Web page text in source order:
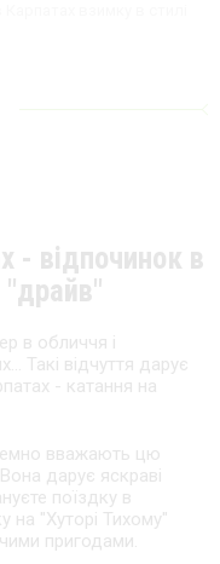
- відпочинок в
"драйв"
в обличчя і
Такі відчуття дарує
- катання на
вважають цю
дарує яскраві
поїздку в
на "Хуторі Тихому"
пригодами.